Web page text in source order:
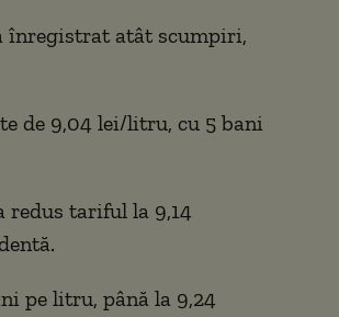
înregistrat atât scumpiri,
de 9,04 lei/litru, cu 5 bani
redus tariful la 9,14
pe litru, până la 9,24